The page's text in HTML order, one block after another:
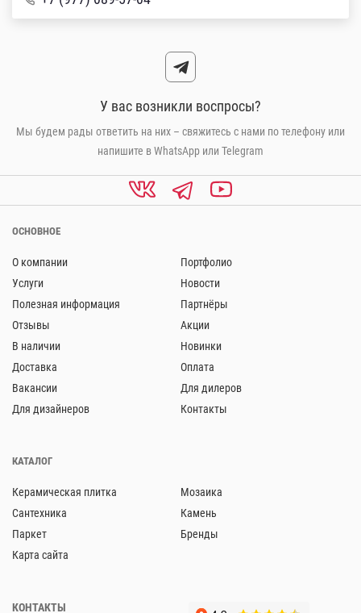
У вас возникли воспросы?
Мы будем рады ответить на них – свяжитесь с нами по телефону или
напишите в WhatsApp или Telegram
ОСНОВНОЕ
О компании
Портфолио
Услуги
Новости
Полезная информация
Партнёры
Отзывы
Акции
В наличии
Новинки
Доставка
Оплата
Вакансии
Для дилеров
Для дизайнеров
Контакты
КАТАЛОГ
Керамическая плитка
Мозаика
Сантехника
Камень
Паркет
Бренды
Карта сайта
КОНТАКТЫ